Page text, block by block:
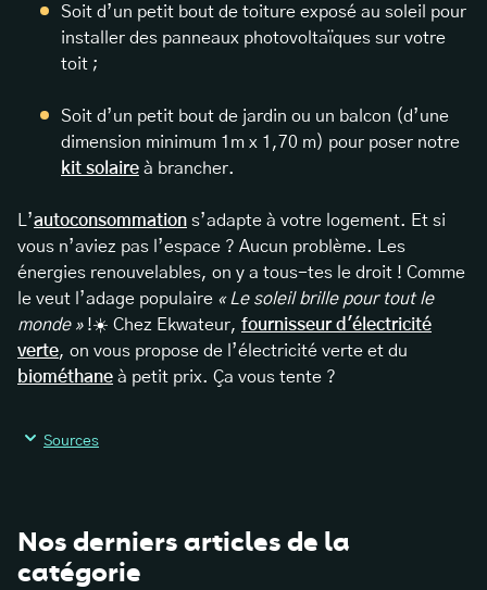
Soit d’un petit bout de toiture exposé au soleil pour
installer des panneaux photovoltaïques sur votre
toit ;
Soit d’un petit bout de jardin ou un balcon (d’une
dimension minimum 1m x 1,70 m) pour poser notre
kit solaire à brancher.
L’autoconsommation s’adapte à votre logement. Et si
vous n’aviez pas l’espace ? Aucun problème. Les
énergies renouvelables, on y a tous-tes le droit ! Comme
le veut l’adage populaire « Le soleil brille pour tout le
monde » !☀️️ Chez Ekwateur, fournisseur d'électricité
verte, on vous propose de l’électricité verte et du
biométhane à petit prix. Ça vous tente ?
Sources
Nos derniers articles de la
catégorie